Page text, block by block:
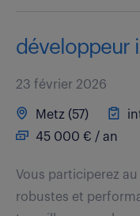
développeur
23 février 2026
Metz (57)
45 000 € / an
Vous participerez
robustes et